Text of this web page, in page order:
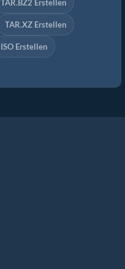
TAR.BZ2 Erstellen
TAR.XZ Erstellen
ISO Erstellen